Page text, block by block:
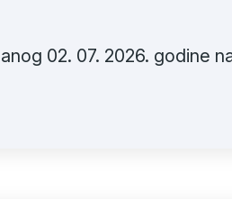
02. 07. 2026. godine